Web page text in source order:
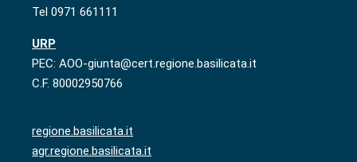
Tel 0971 661111
URP
PEC: AOO-giunta@cert.regione.basilicata.it
C.F. 80002950766
regione.basilicata.it
agr.regione.basilicata.it